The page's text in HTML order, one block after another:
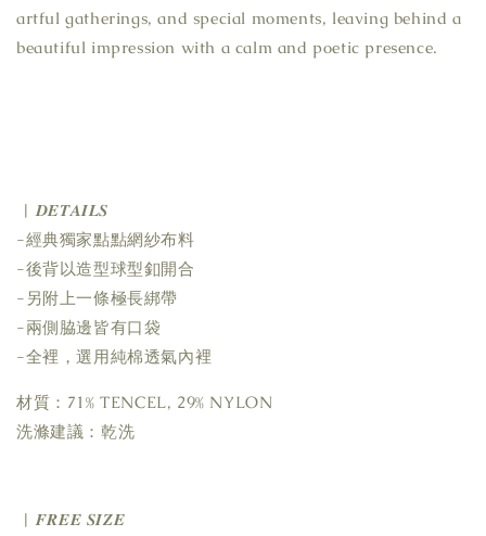
artful gatherings, and special moments, leaving behind a
beautiful impression with a calm and poetic presence.
| 𝑫𝑬𝑻𝑨𝑰𝑳𝑺
-經典獨家點點網紗布料
-後背以造型球型釦開合
-另附上一條極長綁帶
-兩側脇邊皆有口袋
-全裡，選用純棉透氣內裡
材質：71% TENCEL, 29% NYLON
洗滌建議：乾洗
| 𝑭𝑹𝑬𝑬 𝑺𝑰𝒁𝑬